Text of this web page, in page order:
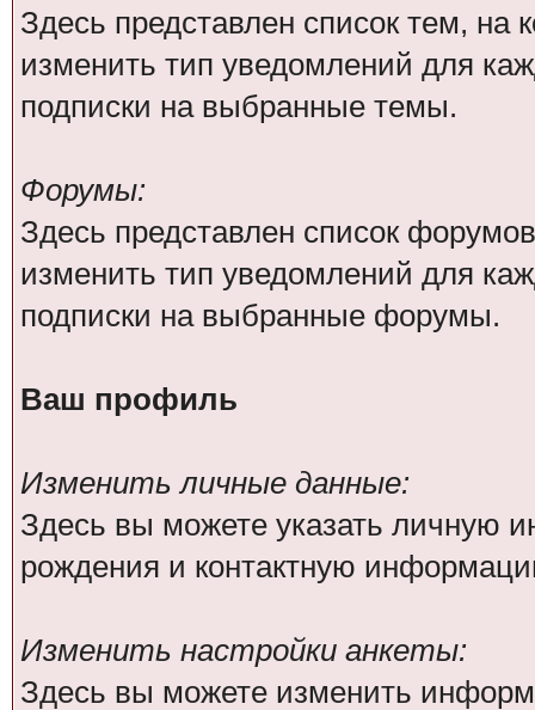
Здесь представлен список тем,
изменить тип уведомлений для
подписки на выбранные темы.
Форумы:
Здесь представлен список
изменить тип уведомлений для
подписки на выбранные форумы.
Ваш профиль
Изменить личные данные:
Здесь вы можете указать личную
рождения и контактную
Изменить настройки анкеты:
Здесь вы можете изменить